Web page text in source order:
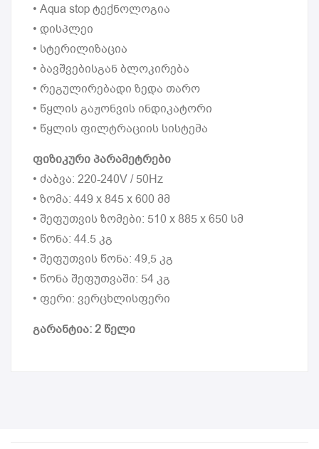
• Aqua stop ტექნოლოგია
• დისპლეი
• სტერილიზაცია
• ბავშვებისგან ბლოკირება
• რეგულირებადი ზედა თარო
• წყლის გაჟონვის ინდიკატორი
• წყლის ფილტრაციის სისტემა
ფიზიკური პარამეტრები
• ძაბვა: 220-240V / 50Hz
• ზომა: 449 x 845 x 600 მმ
• შეფუთვის ზომები: 510 x 885 x 650 სმ
• წონა: 44.5 კგ
• შეფუთვის წონა: 49,5 კგ
• წონა შეფუთვაში: 54 კგ
• ფერი: ვერცხლისფერი
გარანტია: 2 წელი